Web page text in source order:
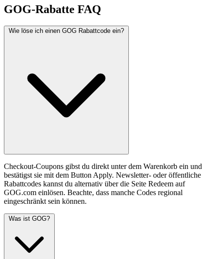
GOG-Rabatte FAQ
Wie löse ich einen GOG Rabattcode ein?
Checkout-Coupons gibst du direkt unter dem Warenkorb ein und
bestätigst sie mit dem Button Apply. Newsletter- oder öffentliche
Rabattcodes kannst du alternativ über die Seite Redeem auf
GOG.com einlösen. Beachte, dass manche Codes regional
eingeschränkt sein können.
Was ist GOG?